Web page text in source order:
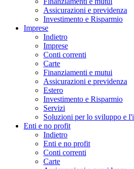
Assicurazioni e previdenza
Investimento e Risparmio
Imprese
Indietro
Imprese
Conti correnti
Carte
Finanziamenti e mutui
Assicurazioni e previdenza
Estero
Investimento e Risparmio
Servizi
Soluzioni per lo sviluppo e
Enti e no profit
Indietro
Enti e no profit
Conti correnti
Carte